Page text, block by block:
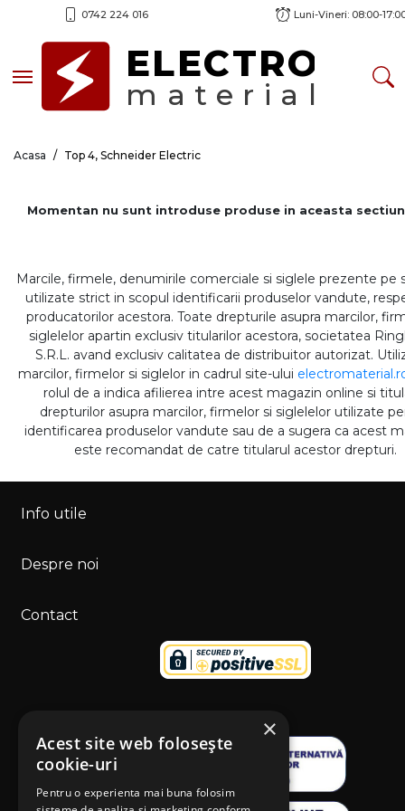
0742 224 016 Luni-Vineri: 08:00-
Toggle navigationELECTRO
material
Acasa Top 4, Schneider Electric
Momentan nu sunt introduse produse in aceasta
Marcile, firmele, denumirile comerciale si siglele prezente pe
utilizate strict in scopul identificarii produselor vandute,
producatorilor acestora. Toate drepturile asupra marcilor,
siglelelor apartin exclusiv titularilor acestora, societatea
S.R.L. avand exclusiv calitatea de distribuitor autorizat.
marcilor, firmelor si siglelor in cadrul site-ului
rolul de a indica afilierea intre acest magazin online si
drepturilor asupra marcilor, firmelor si siglelelor utilizate
identificarea produselor vandute sau de a sugera ca acest
este recomandat de catre titularul acestor drepturi.
Info utile
Despre noi
Contact
×
Acest site web folosește
cookie-uri
Pentru o experienta mai buna folosim